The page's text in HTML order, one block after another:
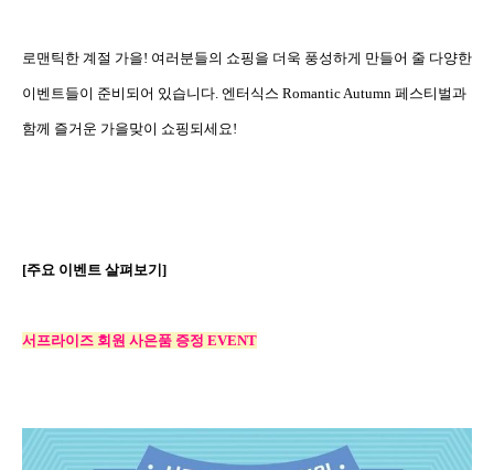
로맨틱한 계절 가을! 여러분들의 쇼핑을 더욱 풍성하게 만들어 줄 다양한
이벤트들이 준비되어 있습니다 엔터식스 Romantic Autumn 페스티벌과
함께 즐거운 가을맞이 쇼핑되세요 !
[주요 이벤트 살펴보기]
서프라이즈 회원 사은품 증정 EVENT